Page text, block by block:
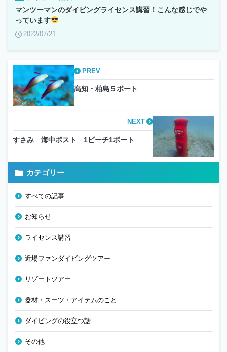
マンツーマンのダイビングライセンス講習！こんな感じでや
っています
2022/07/21
PREV
高知・柏島５ボート
NEXT
すさみ 海中ポスト 1ビーチ1ボート
カテゴリー
すべての記事
お知らせ
ライセンス講習
近場ファンダイビングツアー
リゾートツアー
器材・スーツ・アイテムのこと
ダイビングの役立つ話
その他